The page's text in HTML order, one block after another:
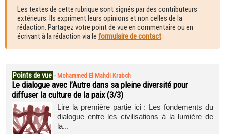
Les textes de cette rubrique sont signés par des contributeurs
extérieurs. Ils expriment leurs opinions et non celles de la
rédaction. Partagez votre point de vue en commentaire ou en
écrivant à la rédaction via le formulaire de contact.
Points de vue - Mohammed El Mahdi Krabch
Le dialogue avec l’Autre dans sa pleine diversité pour
diffuser la culture de la paix (3/3)
Lire la première partie ici : Les fondements du
dialogue entre les civilisations à la lumière de
la...